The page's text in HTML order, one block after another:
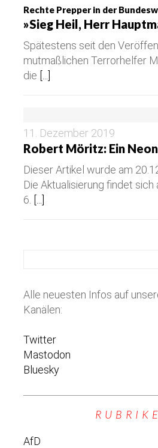
Rechte Prepper in der
»Sieg Heil, Herr
Spätestens seit den
mutmaßlichen Terrorhelfer
die
11. Dezember 2019
Robert Möritz: Ein
Dieser Artikel wurde am
Die Aktualisierung findet sich
6.
Alle neuesten Infos auf
Kanälen:
Twitter
Mastodon
Bluesky
AfD